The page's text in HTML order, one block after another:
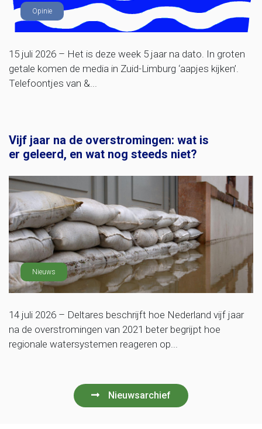
Opinie
15 juli 2026 – Het is deze week 5 jaar na dato. In groten
getale komen de media in Zuid-Limburg ‘aapjes kijken’.
Telefoontjes van &...
Vijf jaar na de overstromingen: wat is
er geleerd, en wat nog steeds niet?
Nieuws
14 juli 2026 – Deltares beschrijft hoe Nederland vijf jaar
na de overstromingen van 2021 beter begrijpt hoe
regionale watersystemen reageren op...
Nieuwsarchief